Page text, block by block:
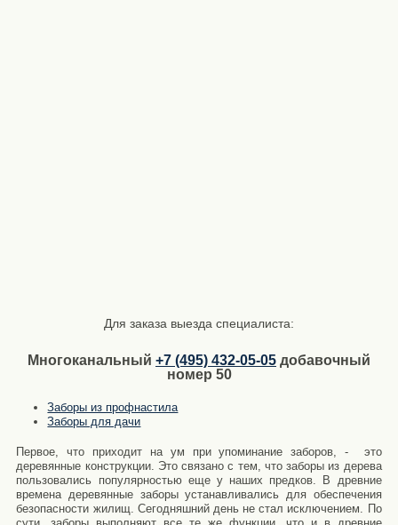
Для заказа выезда специалиста:
Многоканальный +7 (495) 432-05-05 добавочный
номер 50
Заборы из профнастила
Заборы для дачи
Первое, что приходит на ум при упоминание заборов, - это
деревянные конструкции. Это связано с тем, чтозаборы из дерева
пользовались популярностью еще у наших предков. В древние
времена деревянные заборыустанавливались для обеспечения
безопасности жилищ. Сегодняшний день не стал исключением. По